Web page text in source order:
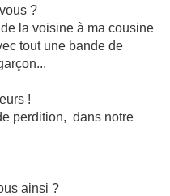
?
la voisine à ma cousine
tout une bande de
!
perdition, dans notre
ainsi ?